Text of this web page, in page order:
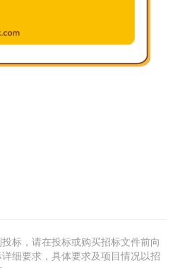
标，请在投标或购买招标文件前向
细要求，具体要求及项目情况以招